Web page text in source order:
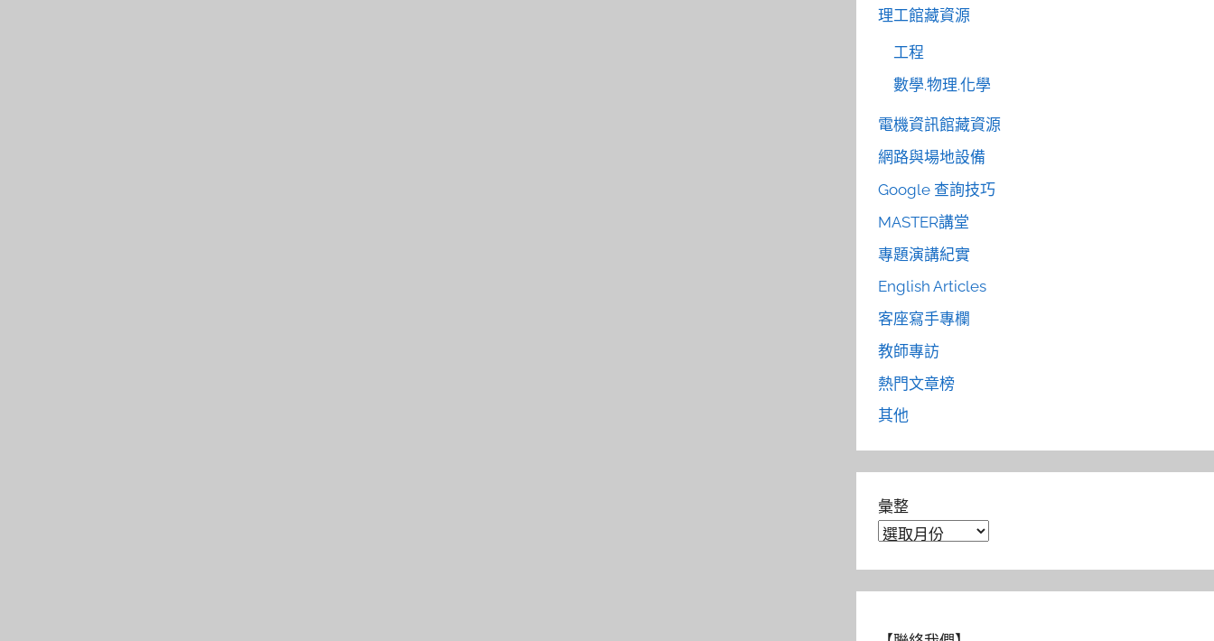
理工館藏資源
工程
數學.物理.化學
電機資訊館藏資源
網路與場地設備
Google 查詢技巧
MASTER講堂
專題演講紀實
English Articles
客座寫手專欄
教師專訪
熱門文章榜
其他
彙整